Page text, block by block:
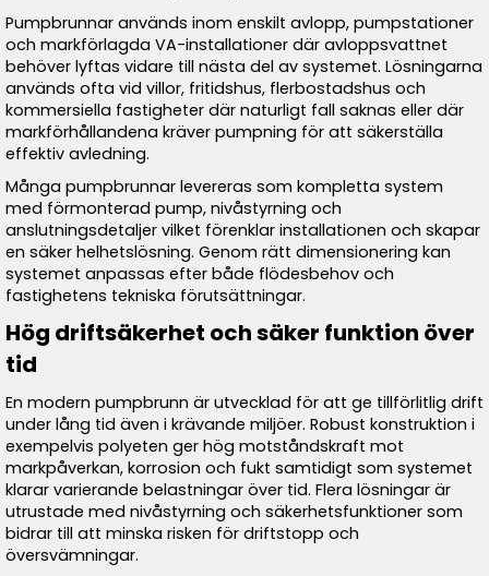
Pumpbrunnar används inom enskilt avlopp, pumpstationer
och markförlagda VA-installationer där avloppsvattnet
behöver lyftas vidare till nästa del av systemet. Lösningarna
används ofta vid villor, fritidshus, flerbostadshus och
kommersiella fastigheter där naturligt fall saknas eller där
markförhållandena kräver pumpning för att säkerställa
effektiv avledning.
Många pumpbrunnar levereras som kompletta system
med förmonterad pump, nivåstyrning och
anslutningsdetaljer vilket förenklar installationen och skapar
en säker helhetslösning. Genom rätt dimensionering kan
systemet anpassas efter både flödesbehov och
fastighetens tekniska förutsättningar.
Hög driftsäkerhet och säker funktion över
tid
En modern pumpbrunn är utvecklad för att ge tillförlitlig drift
under lång tid även i krävande miljöer. Robust konstruktion i
exempelvis polyeten ger hög motståndskraft mot
markpåverkan, korrosion och fukt samtidigt som systemet
klarar varierande belastningar över tid. Flera lösningar är
utrustade med nivåstyrning och säkerhetsfunktioner som
bidrar till att minska risken för driftstopp och
översvämningar.